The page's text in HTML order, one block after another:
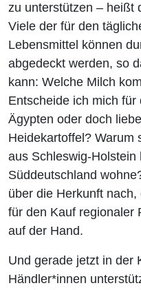
zu unterstützen – heißt
Viele der für den
Lebensmittel können
abgedeckt werden, so
kann: Welche Milch
Entscheide ich mich
Ägypten oder doch
Heidekartoffel? Warum
aus Schleswig-Holstein
Süddeutschland
über die Herkunft
für den Kauf regionaler
auf der Hand.
Und gerade jetzt in der
Händler*innen